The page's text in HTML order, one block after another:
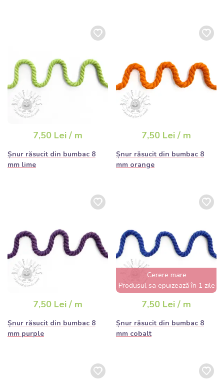
7,50 Lei / m
Șnur răsucit din bumbac 8
mm lime
7,50 Lei / m
Șnur răsucit din bumbac 8
mm orange
7,50 Lei / m
Șnur răsucit din bumbac 8
mm purple
Cerere mare
Produsul sa epuizează în 1 zile
7,50 Lei / m
Șnur răsucit din bumbac 8
mm cobalt